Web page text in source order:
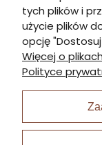
Płatności i
Moje konto
I Nagroda w
tych plików i
użycie plików
opcję
Więcej o
Polityce